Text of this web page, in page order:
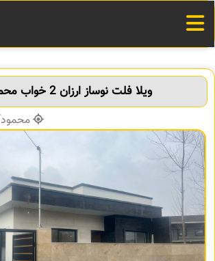
ویلا فلت نوساز ارزان 2 خواب محمودآباد
محمودآباد -